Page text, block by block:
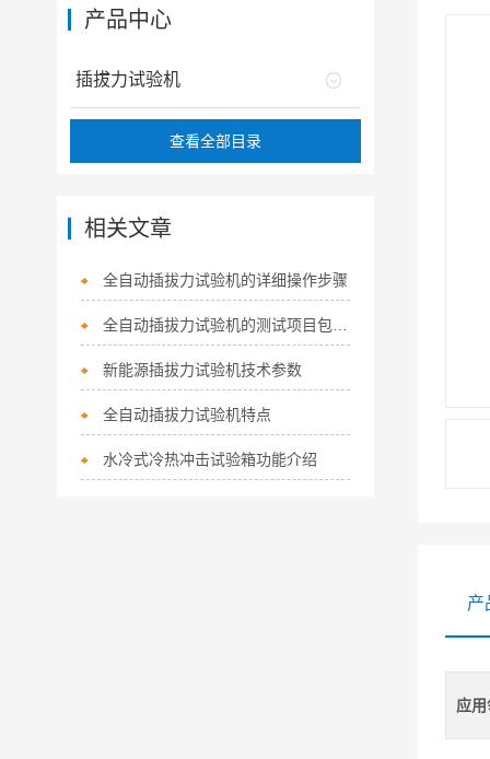
产
应
产品中心
插拔力试验机
查看全部目录
相关文章
全自动插拔力试验机的详细操作步骤
新能源插拔力试验机技术参数
全自动插拔力试验机特点
水冷式冷热冲击试验箱功能介绍